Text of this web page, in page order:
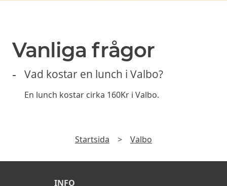
Vanliga frågor
Vad kostar en lunch i Valbo?
En lunch kostar cirka 160Kr i Valbo.
Startsida > Valbo
INFO